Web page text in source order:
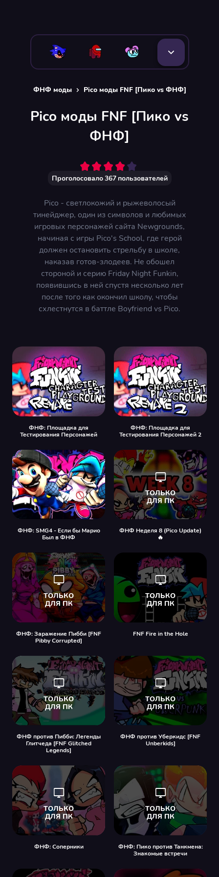
ФНФ моды Pico моды FNF [Пико vs ФНФ]
Pico моды FNF [Пико vs
ФНФ]
Проголосовало367 пользователей
Pico - светлокожий и рыжеволосый
тинейджер, один из символов и любимых
игровых персонажей сайта Newgrounds,
начиная с игры Pico's School, где герой
должен остановить стрельбу в школе,
наказав готов-злодеев. Не обошел
стороной и серию Friday Night Funkin,
появившись в ней спустя несколько лет
после того как окончил школу, чтобы
схлестнутся в баттле Boyfriend vs Pico.
ФНФ: Площадка для
Тестирования Персонажей
ФНФ: Площадка для
Тестирования Персонажей 2
ФНФ: SMG4 - Если бы Марио
Был в ФНФ
ФНФ Неделя 8 (Pico Update)
🔥
ФНФ: Заражение Пибби [FNF
Pibby Corrupted]
FNF Fire in the Hole
ФНФ против Пибби: Легенды
Глитчеда [FNF Glitched
Legends]
ФНФ против Уберкидс [FNF
Unberkids]
ФНФ: Соперники
ФНФ: Пико против Танкмена:
Знакомые встречи